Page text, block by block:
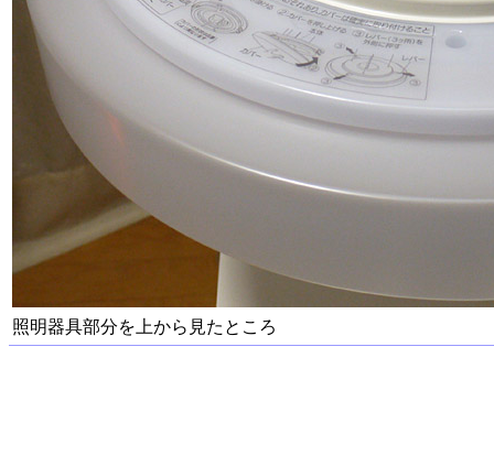
照明器具部分を上から見たところ